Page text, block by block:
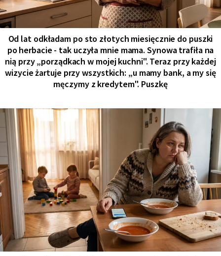
Od lat odkładam po sto złotych miesięcznie do puszki
po herbacie - tak uczyła mnie mama. Synowa trafiła na
nią przy „porządkach w mojej kuchni". Teraz przy każdej
wizycie żartuje przy wszystkich: „u mamy bank, a my się
męczymy z kredytem". Puszkę